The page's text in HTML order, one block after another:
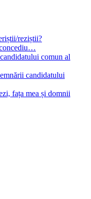
reziștii?
comun al
candidatului
fața mea și domnii